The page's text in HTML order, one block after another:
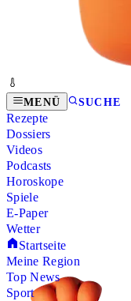
MENÜ SUCHE
Rezepte
Dossiers
Videos
Podcasts
Horoskope
Spiele
E-Paper
Wetter
Startseite
Meine Region
Top News
Sport